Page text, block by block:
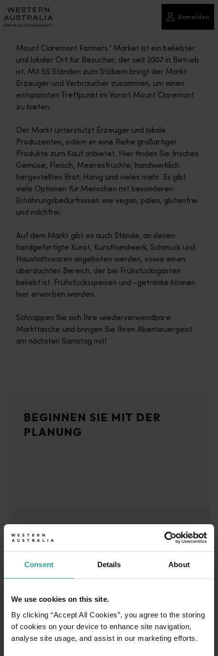
Consent Details About
We use cookies on this site.
By clicking “Accept All Cookies”, you agree to the storing
of cookies on your device to enhance site navigation,
analyse site usage, and assist in our marketing efforts.
Anmelden
Mount Claremont Farmers ' Market ist ein beliebter
und lokaler Ort für Besucher, der seit 2007 in Betrieb
ist. Mit 55 Ständen zum Stöbern bringt der Markt
Erzeuger und Verbraucher zusammen, um einen
entspannten Treffpunkt im Vorort Mount Claremont
zu bieten.
Der Markt unterstützt Erzeuger und lokale
Produzenten, indem er eine Reihe großartiger
Produkte zum Kauf anbietet. Hier finden Sie frisches
Gemüse, Fleisch, Meeresfrüchte, handwerklich
hergestelltes Brot, Honig und vieles mehr. Es gibt
viele Optionen für Menschen mit besonderen
Ernährungsbedürfnissen wie vegan, paleo, glutenfrei
und milchfrei.
Auf dem Markt gibt es auch Stände, an denen
handgefertigte Kunst, Kunsthandwerk, Schmuck und
Haushaltswaren angeboten werden, sowie einen
überdachten Bereich, der bei Frühstücksgästen
beliebt ist. Frühstücksspeisen und -getränke können
hier erworben werden.
Schnappen Sie sich Ihre wiederverwendbare
Markttasche und bringen Sie Ihren Abenteuergeist
am nächsten Samstag mit!
<p>Lust auf eine Entdeckungsreise? Stöbern Sie doch mal in
Reiseplaner
BEGINNEN SIE MIT DER
PLANUNG